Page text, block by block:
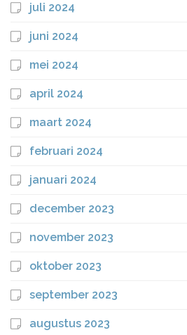
juli 2024
juni 2024
mei 2024
april 2024
maart 2024
februari 2024
januari 2024
december 2023
november 2023
oktober 2023
september 2023
augustus 2023